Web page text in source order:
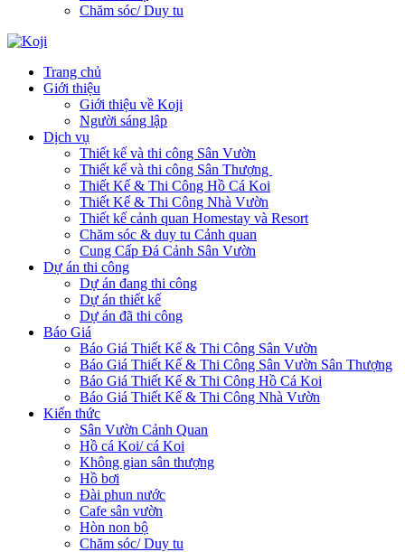
Chăm sóc/ Duy tu
Trang chủ
Giới thiệu
Giới thiệu về Koji
Người sáng lập
Dịch vụ
Thiết kế và thi công Sân Vườn
Thiết kế và thi công Sân Thượng
Thiết Kế & Thi Công Hồ Cá Koi
Thiết Kế & Thi Công Nhà Vườn
Thiết kế cảnh quan Homestay và Resort
Chăm sóc & duy tu Cảnh quan
Cung Cấp Đá Cảnh Sân Vườn
Dự án thi công
Dự án đang thi công
Dự án thiết kế
Dự án đã thi công
Báo Giá
Báo Giá Thiết Kế & Thi Công Sân Vườn
Báo Giá Thiết Kế & Thi Công Sân Vườn Sân Thượng
Báo Giá Thiết Kế & Thi Công Hồ Cá Koi
Báo Giá Thiết Kế & Thi Công Nhà Vườn
Kiến thức
Sân Vườn Cảnh Quan
Hồ cá Koi/ cá Koi
Không gian sân thượng
Hồ bơi
Đài phun nước
Cafe sân vườn
Hòn non bộ
Chăm sóc/ Duy tu